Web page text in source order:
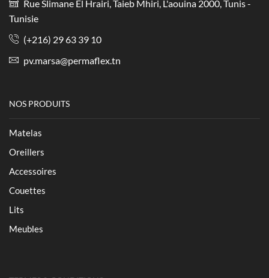
Rue Slimane El Hrairi, Taieb Mhiri, L'aouina 2000, Tunis -
Tunisie
(+216) 29 63 39 10
pv.marsa@permaflex.tn
NOS PRODUITS
Matelas
Oreillers
Accessoires
Couettes
Lits
Meubles